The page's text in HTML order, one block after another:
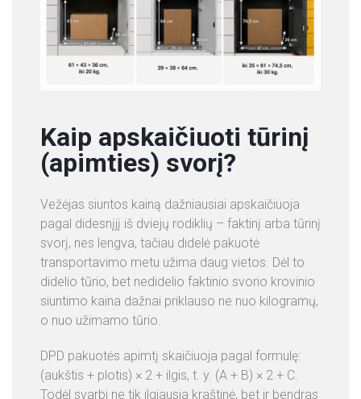
Kaip apskaičiuoti tūrinį
(apimties) svorį?
Vežėjas siuntos kainą dažniausiai apskaičiuoja
pagal didesnįjį iš dviejų rodiklių – faktinį arba tūrinį
svorį, nes lengva, tačiau didelė pakuotė
transportavimo metu užima daug vietos. Dėl to
didelio tūrio, bet nedidelio faktinio svorio krovinio
siuntimo kaina dažnai priklauso ne nuo kilogramų,
o nuo užimamo tūrio.
DPD pakuotės apimtį skaičiuoja pagal formulę:
(aukštis + plotis) × 2 + ilgis, t. y. (A + B) × 2 + C.
Todėl svarbi ne tik ilgiausia kraštinė, bet ir bendras